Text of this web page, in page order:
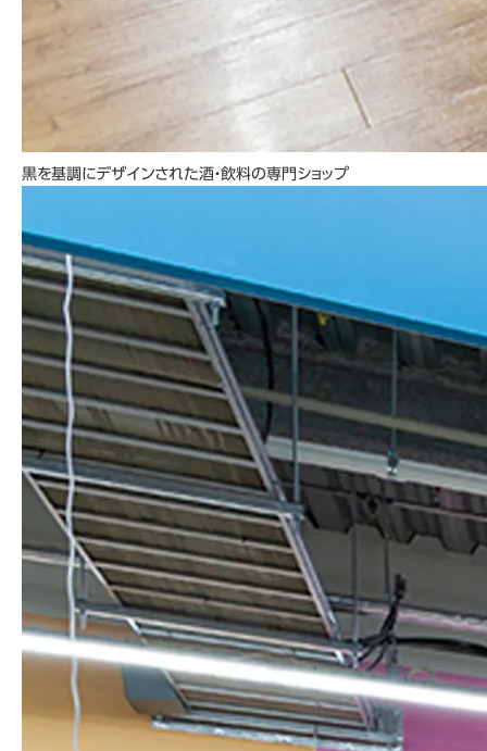
黒を基調にデザインされた酒・飲料の専門ショップ